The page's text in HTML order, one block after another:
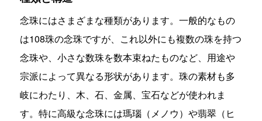
念珠にはさまざまな種類があります。一般的なもの
は108珠の念珠ですが、これ以外にも複数の珠を持つ
念珠や、小さな数珠を数本束ねたものなど、用途や
宗派によって異なる形状があります。珠の素材も多
岐にわたり、木、石、金属、宝石などが使われま
す。特に高級な念珠には瑪瑙（メノウ）や翡翠（ヒ